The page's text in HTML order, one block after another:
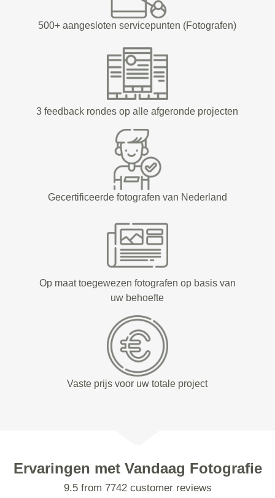
500+ aangesloten servicepunten (Fotografen)
3 feedback rondes op alle afgeronde projecten
Gecertificeerde fotografen van Nederland
Op maat toegewezen fotografen op basis van
uw behoefte
Vaste prijs voor uw totale project
Ervaringen met Vandaag Fotografie
9.5 from 7742 customer reviews